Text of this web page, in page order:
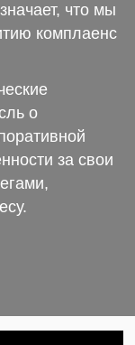
что мы
комплаенс
о
за свои